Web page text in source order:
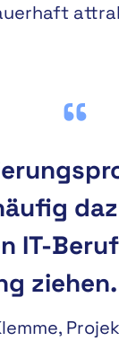
IT-
ziehen.